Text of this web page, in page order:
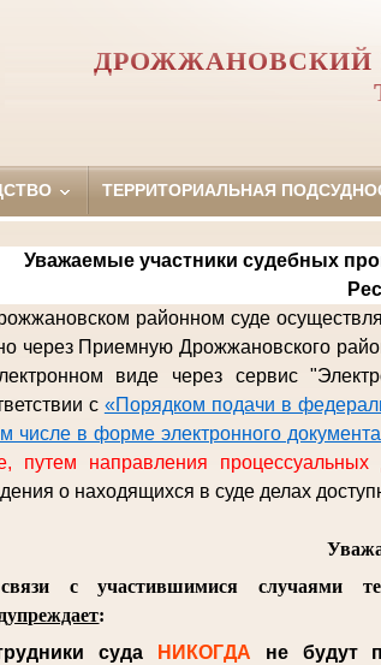
ДРОЖЖАНОВСКИЙ
ТЕРРИТОРИАЛЬНАЯ
Уважаемые участники судебных
районном суде
через Приемную Дрожжановского
виде через сервис
с «Порядком подачи в
числе в форме электронного
путем направления
о находящихся в суде делах
с участившимися случаями
:
суда
НИКОГДА не будут